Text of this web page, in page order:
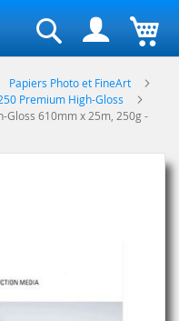
Rechercher
Papiers Photo et FineArt
Premium High-Gloss
Gloss 610mm x 25m, 250g -